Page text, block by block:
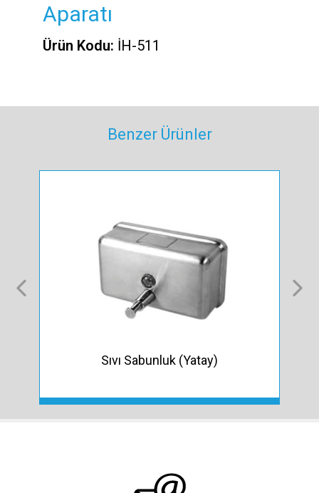
Aparatı
Ürün Kodu: İH-511
Benzer Ürünler
Sıvı Sabunluk (Yatay)